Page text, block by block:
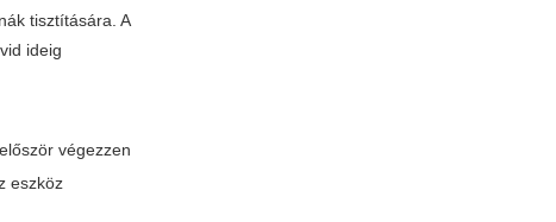
tisztítására. A
ideig
végezzen
eszköz